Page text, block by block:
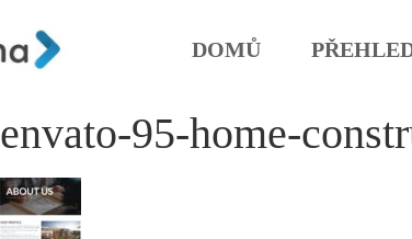
DOMŮ
envato-95-home-